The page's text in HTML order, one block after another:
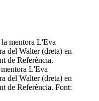
L'Eva
del Walter (dreta) en
de Referència. Font: